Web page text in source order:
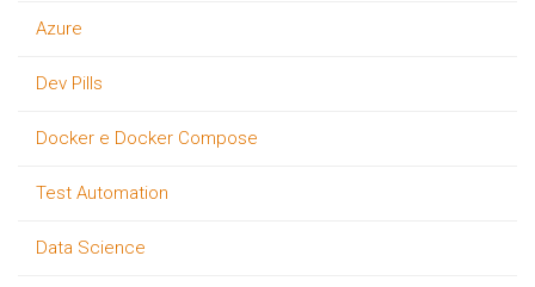
Azure
Dev Pills
Docker e Docker Compose
Test Automation
Data Science